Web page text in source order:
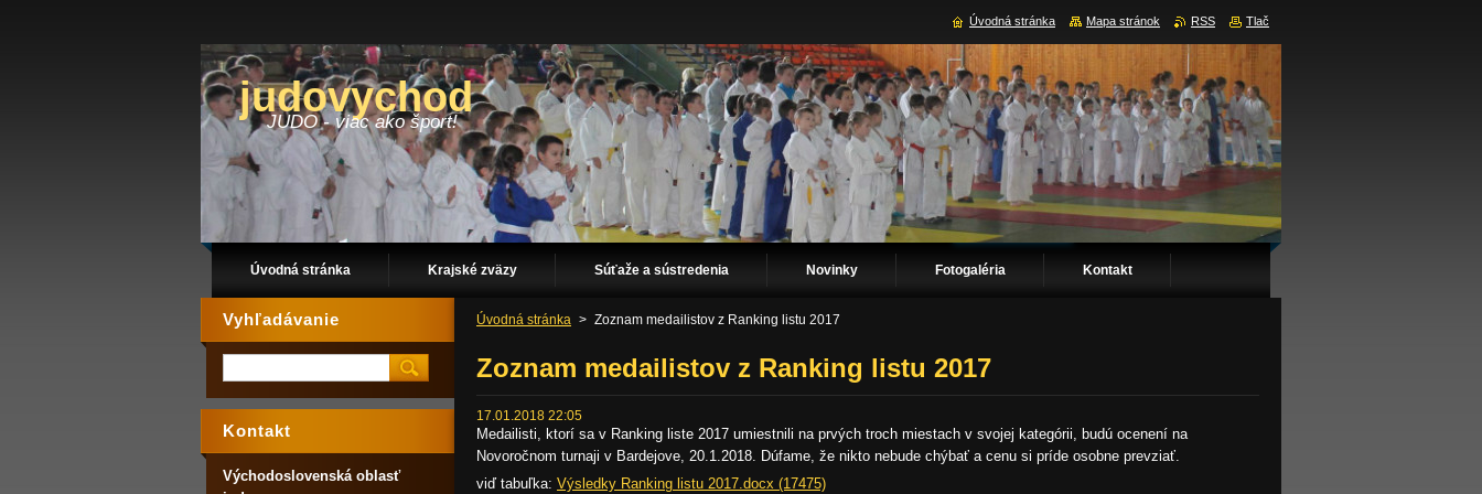
judovychod
JUDO - viac ako šport!
Úvodná stránka Krajské zväzy Súťaže a sústredenia Novinky Fotogaléria Kontakt
Úvodná stránka > Zoznam medailistov z Ranking listu 2017
Zoznam medailistov z Ranking listu 2017
17.01.2018 22:05
Medailisti, ktorí sa v Ranking liste 2017 umiestnili na prvých troch miestach v svojej kategórii, budú ocenení na
Novoročnom turnaji v Bardejove, 20.1.2018. Dúfame, že nikto nebude chýbať a cenu si príde osobne prevziať.
viď tabuľka: Výsledky Ranking listu 2017.docx (17475)
Vyhľadávanie
Kontakt
Východoslovenská oblasť
Úvodná stránka Mapa stránok RSS Tlač